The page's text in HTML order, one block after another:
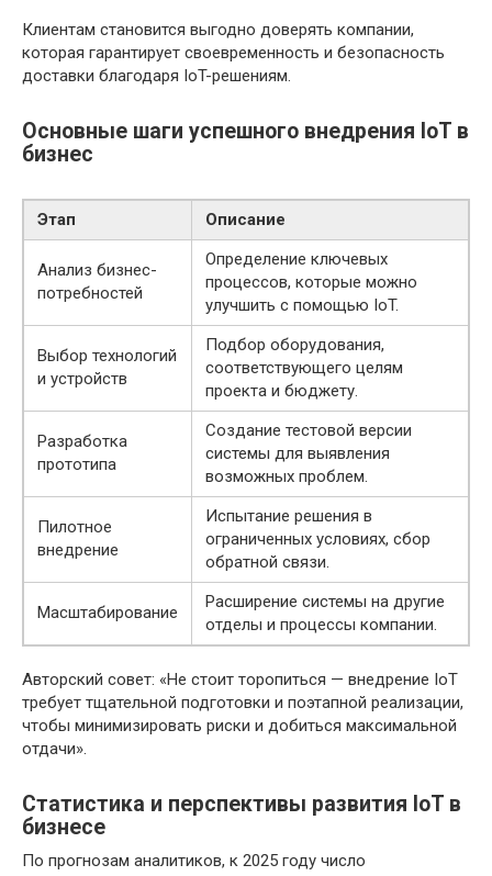
Клиентам становится выгодно доверять компании,
которая гарантирует своевременность и безопасность
доставки благодаря IoT-решениям.
Основные шаги успешного внедрения IoT в
бизнес
Этап Описание
Анализ бизнес-
потребностей
Определение ключевых
процессов, которые можно
улучшить с помощью IoT.
Выбор технологий
и устройств
Подбор оборудования,
соответствующего целям
проекта и бюджету.
Разработка
прототипа
Создание тестовой версии
системы для выявления
возможных проблем.
Пилотное
внедрение
Испытание решения в
ограниченных условиях, сбор
обратной связи.
Масштабирование
Расширение системы на другие
отделы и процессы компании.
Авторский совет: «Не стоит торопиться — внедрение IoT
требует тщательной подготовки и поэтапной реализации,
чтобы минимизировать риски и добиться максимальной
отдачи».
Статистика и перспективы развития IoT в
бизнесе
По прогнозам аналитиков, к 2025 году число